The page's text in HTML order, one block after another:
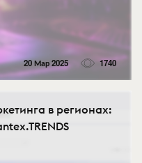
20 Мар 2025 1740
в регионах: